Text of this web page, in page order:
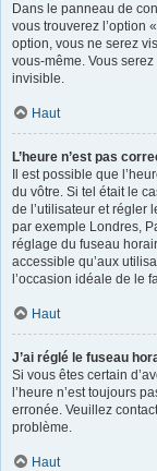
Dans le panneau de
vous trouverez l’option
option, vous ne serez
vous-même. Vous
invisible.
Haut
L’heure n’est pas
Il est possible que
du vôtre. Si tel était le
de l’utilisateur et régler
par exemple Londres,
réglage du fuseau
accessible qu’aux
l’occasion idéale de le
Haut
J’ai réglé le fuseau
Si vous êtes certain
l’heure n’est toujours
erronée. Veuillez
problème.
Haut